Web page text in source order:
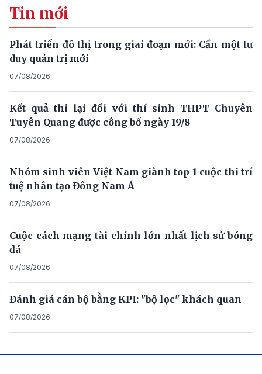
Tin mới
Phát triển đô thị trong giai đoạn mới: Cần một tư
duy quản trị mới
07/08/2026
Kết quả thi lại đối với thí sinh THPT Chuyên
Tuyên Quang được công bố ngày 19/8
07/08/2026
Nhóm sinh viên Việt Nam giành top 1 cuộc thi trí
tuệ nhân tạo Đông Nam Á
07/08/2026
Cuộc cách mạng tài chính lớn nhất lịch sử bóng
đá
07/08/2026
Đánh giá cán bộ bằng KPI: "bộ lọc" khách quan
07/08/2026